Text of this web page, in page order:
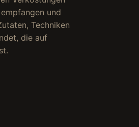
und
Techniken
die auf